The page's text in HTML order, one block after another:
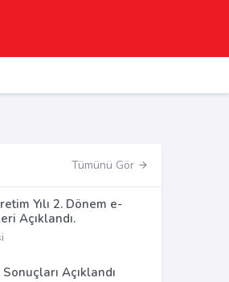
Tümünü Gör
Yılı 2. Dönem e-
Açıklandı.
Açıklandı